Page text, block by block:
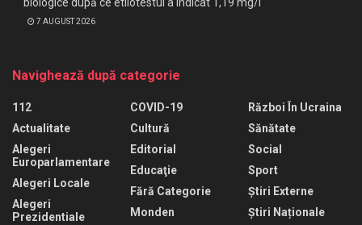
biologice după ce etilotestul a indicat 1,19 mg/l
7 AUGUST 2026
Navighează după categorie
112
Actualitate
Alegeri
Europarlamentare
Alegeri Locale
Alegeri
Prezidentiale
COVID-19
Cultură
Editorial
Educaţie
Fără Categorie
Monden
Război În Ucraina
Sănătate
Social
Sport
Știri Externe
Știri Naționale